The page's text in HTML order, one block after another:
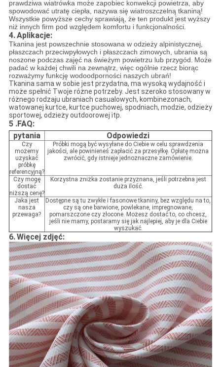
prawdziwa wiatrówka może zapobiec konwekcji powietrza, aby
spowodować utratę ciepła, nazywa się wiatroszczelną tkaniną!
Wszystkie powyższe cechy sprawiają, że ten produkt jest wyższy
niż innych firm pod względem komfortu i funkcjonalności.
4.Aplikacje:
Tkanina jest powszechnie stosowana w odzieży alpinistycznej,
płaszczach przeciwpyłowych i płaszczach zimowych, ubrania są
noszone podczas zajęć na świeżym powietrzu lub przygód. Może
padać w każdej chwili na zewnątrz, więc ogólnie rzecz biorąc
rozważymy funkcję wodoodporności naszych ubrań!
Tkanina sama w sobie jest przydatna, ma wysoką wydajność i
może spełnić Twoje różne potrzeby. Jest szeroko stosowany w
różnego rodzaju ubraniach casualowych, kombinezonach,
watowanej kurtce, kurtce puchowej, spodniach, modzie, odzieży
sportowej, odzieży outdoorowej itp.
5 .FAQ:
pytania
Odpowiedzi
Czy
możemy
uzyskać
próbkę
referencyjną?
Próbki mogą być wysyłane do Ciebie w celu sprawdzenia
jakości, ale powinieneś zapłacić za przesyłkę. Opłatę można
zwrócić, gdy istnieje jednoznaczne zamówienie.
Czy mogę
dostać
niższą cenę?
Korzystna zniżka zostanie przyznana, jeśli potrzebna jest
duża ilość.
Jaka jest
nasza
przewaga?
Dostępne są tu zwykłe i fasonowe tkaniny, bez względu na to,
czy są one barwione, powlekane, impregnowane,
pomarszczone czy złocone. Możesz dostać to, co chcesz,
jeśli nie mamy, postaramy się jak najlepiej, aby je dla Ciebie
wyszukać.
6.Więcej zdjęć: